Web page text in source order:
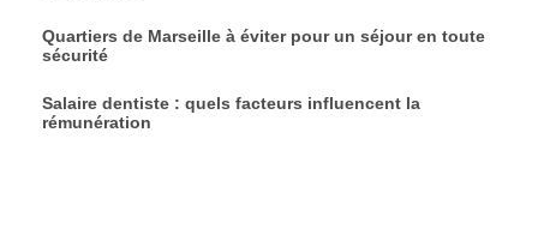
Quartiers de Marseille à éviter pour un séjour en toute
sécurité
Salaire dentiste : quels facteurs influencent la
rémunération